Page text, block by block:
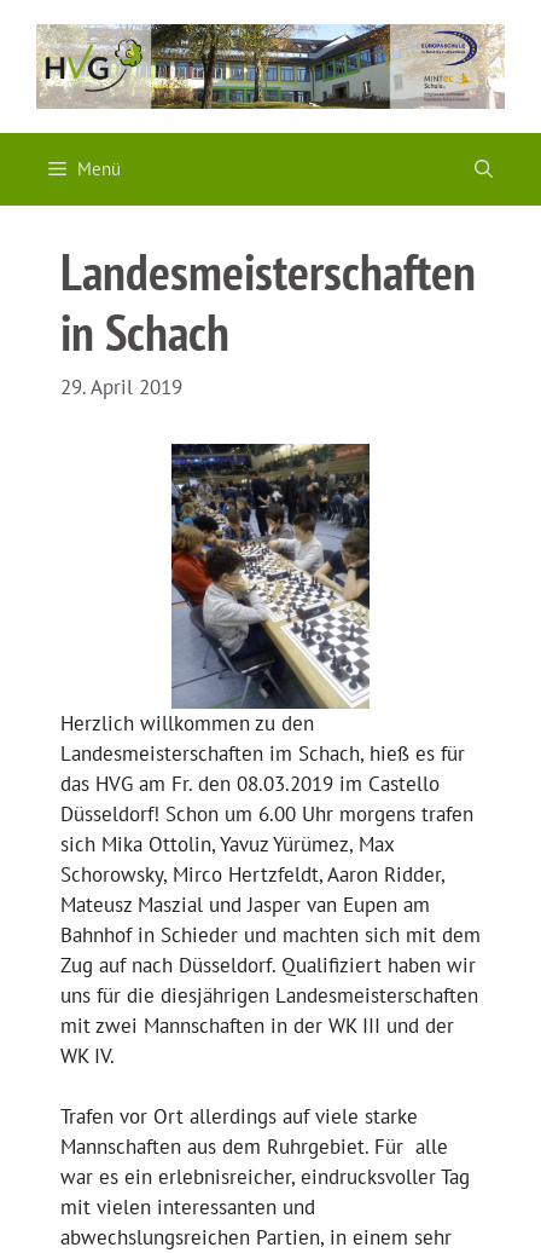
Inhalt
springen
Menü
Landesmeisterschaften
in Schach
29. April 2019
Herzlich willkommen zu den
Landesmeisterschaften im Schach, hieß es für
das HVG am Fr. den 08.03.2019 im Castello
Düsseldorf! Schon um 6.00 Uhr morgens trafen
sich Mika Ottolin, Yavuz Yürümez, Max
Schorowsky, Mirco Hertzfeldt, Aaron Ridder,
Mateusz Maszial und Jasper van Eupen am
Bahnhof in Schieder und machten sich mit dem
Zug auf nach Düsseldorf. Qualifiziert haben wir
uns für die diesjährigen Landesmeisterschaften
mit zwei Mannschaften in der WK III und der
WK IV.
Trafen vor Ort allerdings auf viele starke
Mannschaften aus dem Ruhrgebiet. Für alle
war es ein erlebnisreicher, eindrucksvoller Tag
mit vielen interessanten und
abwechslungsreichen Partien, in einem sehr